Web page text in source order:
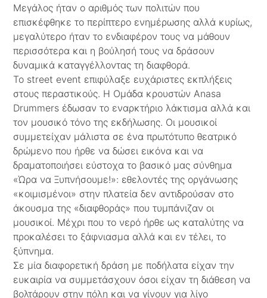
Μεγάλος ήταν ο αριθμός των πολιτών που
επισκέφθηκε το περίπτερο ενημέρωσης αλλά κυρίως,
μεγαλύτερο ήταν το ενδιαφέρον τους να μάθουν
περισσότερα και η βούλησή τους να δράσουν
δυναμικά καταγγέλλοντας τη διαφθορά.
Το street event επιφύλαξε ευχάριστες εκπλήξεις
στους περαστικούς. Η Ομάδα κρουστών Anasa
Drummers έδωσαν το εναρκτήριο λάκτισμα αλλά και
τον μουσικό τόνο της εκδήλωσης. Οι μουσικοί
συμμετείχαν μάλιστα σε ένα πρωτότυπο θεατρικό
δρώμενο που ήρθε να δώσει εικόνα και να
δραματοποιήσει εύστοχα το βασικό μας σύνθημα
«Ώρα να Ξυπνήσουμε!»: εθελοντές της οργάνωσης
«κοιμισμένοι» στην πλατεία δεν αντιδρούσαν στο
άκουσμα της «διαφθοράς» που τυμπάνιζαν οι
μουσικοί. Μέχρι που το νερό ήρθε ως καταλύτης να
προκαλέσει το ξάφνιασμα αλλά και εν τέλει, το
ξύπνημα.
Σε μία διαφορετική δράση με ποδήλατα είχαν την
ευκαιρία να συμμετάσχουν όσοι είχαν τη διάθεση να
βολτάρουν στην πόλη και να γίνουν για λίγο